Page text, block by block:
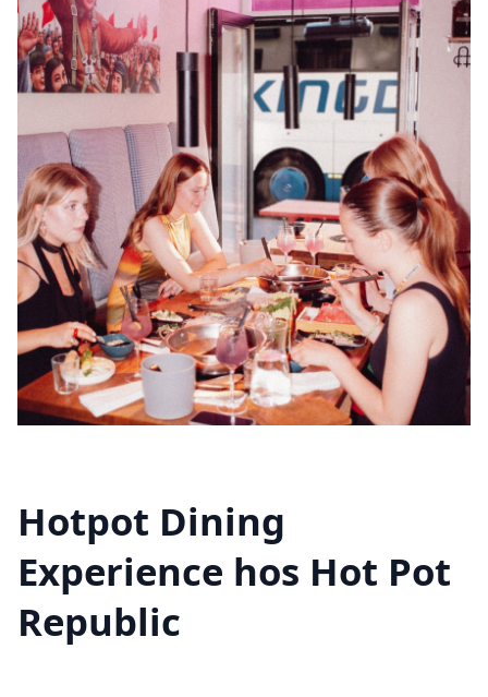
Hotpot Dining
Experience hos Hot Pot
Republic